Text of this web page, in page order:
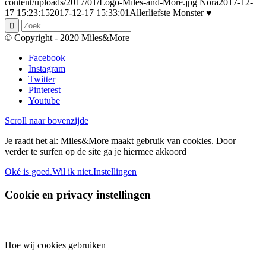
content/uploads/2017/01/Logo-Miles-and-More.jpg Nora2017-12-
17 15:23:152017-12-17 15:33:01 Allerliefste Monster ♥
© Copyright - 2020 Miles&More
Facebook
Instagram
Twitter
Pinterest
Youtube
Scroll naar bovenzijde
Je raadt het al: Miles&More maakt gebruik van cookies. Door
verder te surfen op de site ga je hiermee akkoord
Oké is goed.Wil ik niet.Instellingen
Cookie en privacy instellingen
Hoe wij cookies gebruiken